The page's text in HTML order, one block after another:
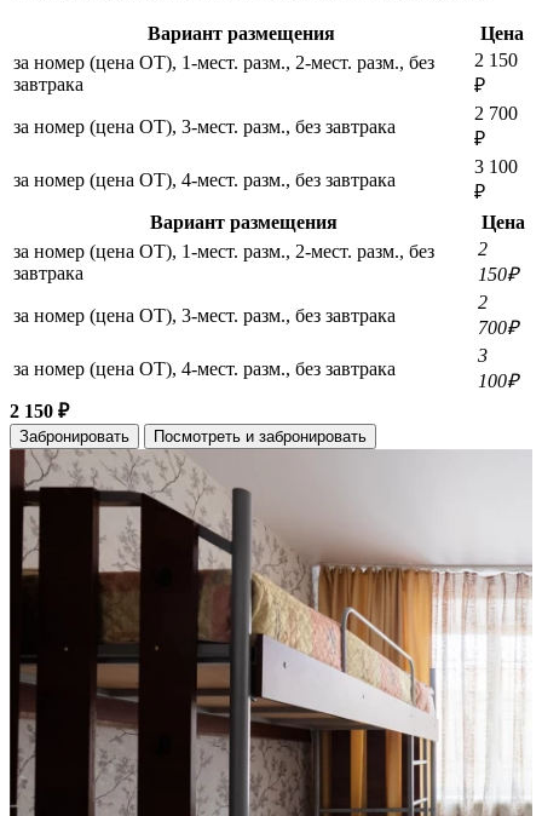
Вариант размещения
Цена
за номер (цена ОТ), 1-мест. разм., 2-мест. разм., без
завтрака
2 150
₽
за номер (цена ОТ), 3-мест. разм., без завтрака
2 700
₽
за номер (цена ОТ), 4-мест. разм., без завтрака
3 100
₽
Вариант размещения
Цена
за номер (цена ОТ), 1-мест. разм., 2-мест. разм., без
завтрака
2
150₽
за номер (цена ОТ), 3-мест. разм., без завтрака
2
700₽
за номер (цена ОТ), 4-мест. разм., без завтрака
3
100₽
2 150 ₽
Забронировать Посмотреть и забронировать